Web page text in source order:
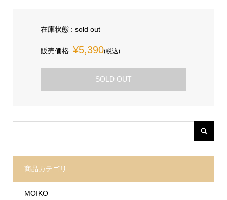
在庫状態 : sold out
販売価格 ¥5,390(税込)
SOLD OUT
商品カテゴリ
MOIKO